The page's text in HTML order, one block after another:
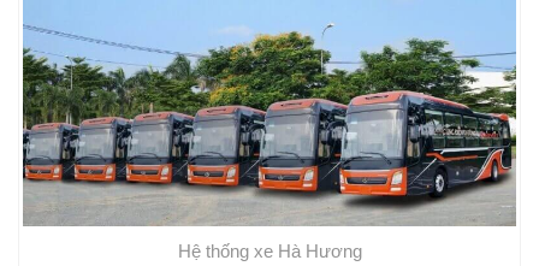
Hệ thống xe Hà Hương